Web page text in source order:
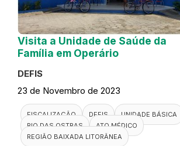
Visita a Unidade de Saúde da
Família em Operário
DEFIS
23 de Novembro de 2023
FISCALIZAÇÃO DEFIS
UNIDADE BÁSICA
RIO DAS OSTRAS
ATO MÉDICO
REGIÃO BAIXADA LITORÂNEA